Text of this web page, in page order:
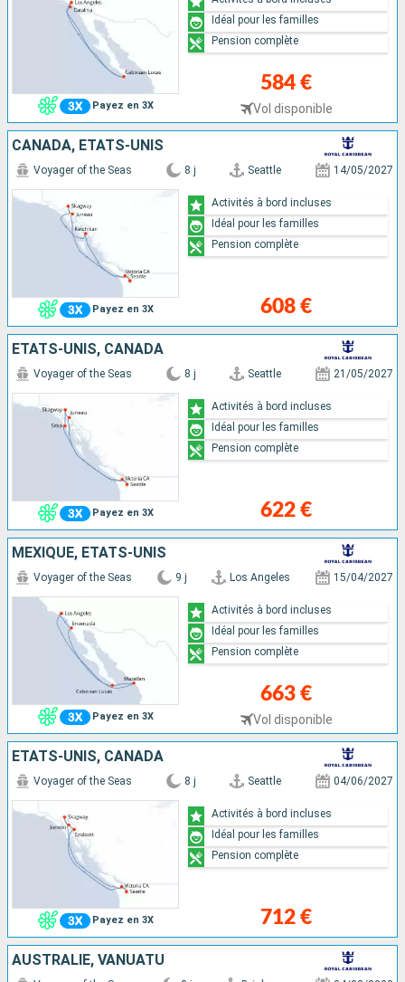
Payez en 3X
584 €
Vol disponible
Idéal pour les familles
Pension complète
CANADA, ÉTATS-UNIS
Payez en 3X
Voyager of the Seas 8 j Seattle 14/05/2027
608 €
Activités à bord incluses
Idéal pour les familles
Pension complète
ÉTATS-UNIS, CANADA
Payez en 3X
Voyager of the Seas 8 j Seattle 21/05/2027
622 €
Activités à bord incluses
Idéal pour les familles
Pension complète
MEXIQUE, ÉTATS-UNIS
Payez en 3X
Voyager of the Seas 9 j Los Angeles 15/04/2027
663 €
Vol disponible
Activités à bord incluses
Idéal pour les familles
Pension complète
ÉTATS-UNIS, CANADA
Payez en 3X
Voyager of the Seas 8 j Seattle 04/06/2027
712 €
Activités à bord incluses
Idéal pour les familles
Pension complète
AUSTRALIE, VANUATU